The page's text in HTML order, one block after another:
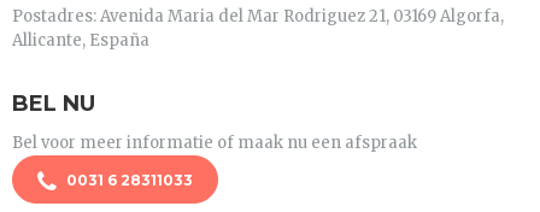
Postadres: Avenida Maria del Mar Rodriguez 21, 03169 Algorfa,
Allicante, España
BEL NU
Bel voor meer informatie of maak nu een afspraak
0031 6 28311033